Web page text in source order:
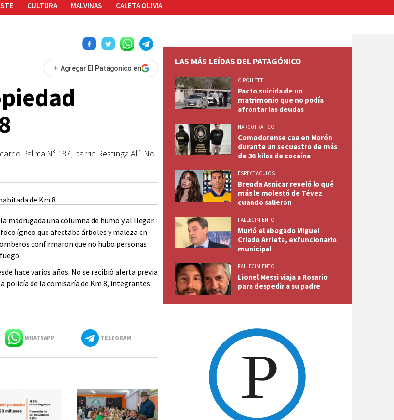
CULTURA MALVINAS CALETA OLIVIA
+ Agregar El Patagonico en
Palma N° 187, barrio Restinga Alí. No
madrugada una columna de humo y al llegar
ígneo que afectaba árboles y maleza en
confirmaron que no hubo personas
hace varios años. No se recibió alerta previa
policía de la comisaría de Km 8, integrantes
WHATSAPP TELEGRAM
LAS MÁS LEÍDAS DEL PATAGÓNICO
CIPOLLETTI
Pacto suicida de un
matrimonio que no podía
afrontar las deudas
NARCOTRAFICO
Comodorense cae en Morón
durante un secuestro de más
de 36 kilos de cocaína
ESPECTACULOS
Brenda Asnicar reveló lo qué
más le molestó de Tévez
cuando salieron
FALLECIMIENTO
Murió el abogado Miguel
Criado Arrieta, exfuncionario
municipal
FALLECIMIENTO
Lionel Messi viaja a Rosario
para despedir a su padre